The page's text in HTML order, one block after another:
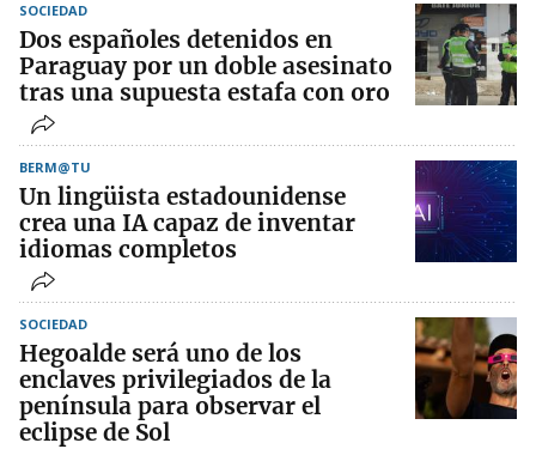
SOCIEDAD
Dos españoles detenidos en
Paraguay por un doble asesinato
tras una supuesta estafa con oro
BERM@TU
Un lingüista estadounidense
crea una IA capaz de inventar
idiomas completos
SOCIEDAD
Hegoalde será uno de los
enclaves privilegiados de la
península para observar el
eclipse de Sol